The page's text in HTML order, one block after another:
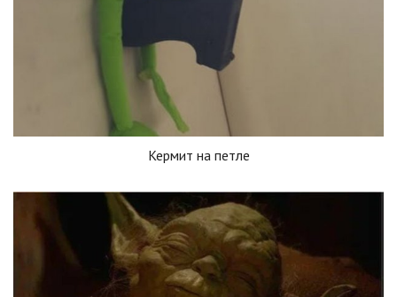
Кермит на петле